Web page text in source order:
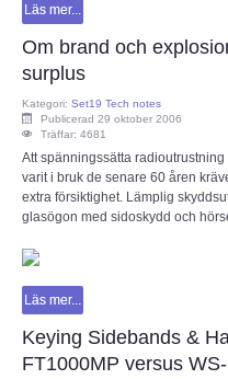
Läs mer...
Om brand och
surplus
Kategori: Set19 Tech notes
Publicerad 29 oktober 2006
Träffar: 4681
Att spänningssätta
varit i bruk de senare 60 åren
extra försiktighet. Lämplig
glasögon med sidoskydd och
Läs mer...
Keying Sidebands &
FT1000MP versus